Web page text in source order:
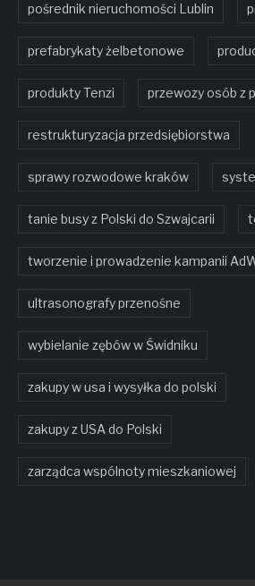
pośrednik nieruchomości Lublin
prefabrykaty żelbetonowe
produkty Tenzi przewozy osób z
restrukturyzacja przedsiębiorstwa
sprawy rozwodowe kraków
tanie busy z Polski do Szwajcarii
tworzenie i prowadzenie kampanii
ultrasonografy przenośne
wybielanie zębów w Świdniku
zakupy w usa i wysyłka do polski
zakupy z USA do Polski
zarządca wspólnoty mieszkaniowej